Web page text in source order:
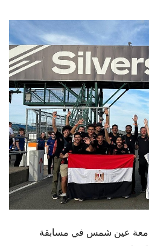
الطلاب
هيئة التدريس
الدراسات العليا
الخريجين
الموظفون
الزائـرون
عين شمس في مسابقة